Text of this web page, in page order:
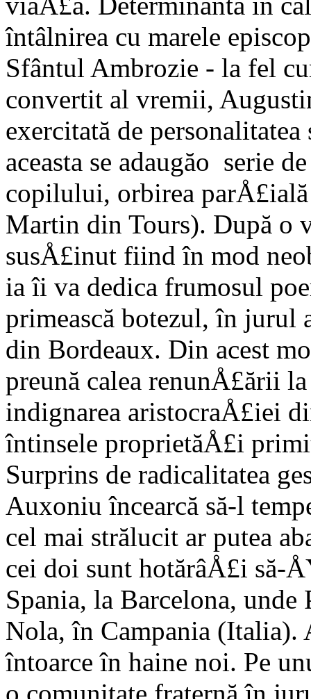
întâlnirea cu marele
Sfântul Ambrozie - la fel
conver­tit al vremii,
exercitată de
aceasta se adaugăo serie
copilului, orbirea
Martin din Tours). După o
susÅ£inut fiind în mod
ia îi va dedica frumosul
primească botezul, în jurul
din Bordeaux. Din acest
preună calea renunÅ£ării
indignarea aristocraÅ£iei
întinsele proprietăÅ£i
Surprins de radicalitatea
Auxoniu încearcă să-l
cel mai strălucit ar putea
cei doi sunt ho­tărâÅ£i să-
Spania, la Barcelona,
Nola, în Campania (Italia).
întoarce în haine noi. Pe